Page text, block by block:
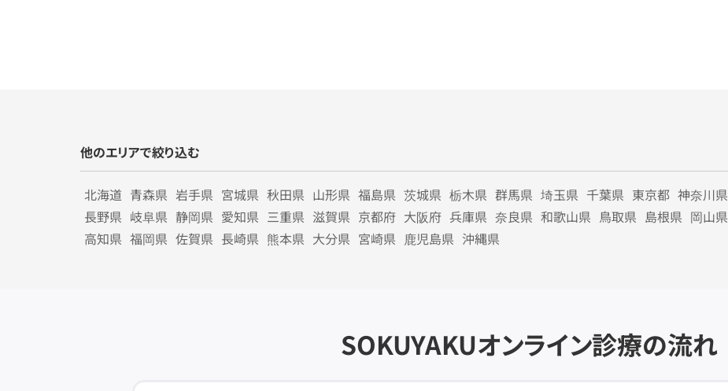
他のエリアで絞り込む
北海道 青森県 岩手県 宮城県 秋田県 山形県 福島県 茨城県 栃木県 群馬県 埼玉県 千葉県 東京都 神奈川県
長野県 岐阜県 静岡県 愛知県 三重県 滋賀県 京都府 大阪府 兵庫県 奈良県 和歌山県 鳥取県 島根県 岡山県
高知県 福岡県 佐賀県 長崎県 熊本県 大分県 宮崎県 鹿児島県 沖縄県
SOKUYAKUオンライン診療の流れ